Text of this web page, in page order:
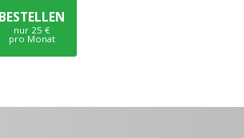
BESTELLEN
nur 25 €
pro Monat